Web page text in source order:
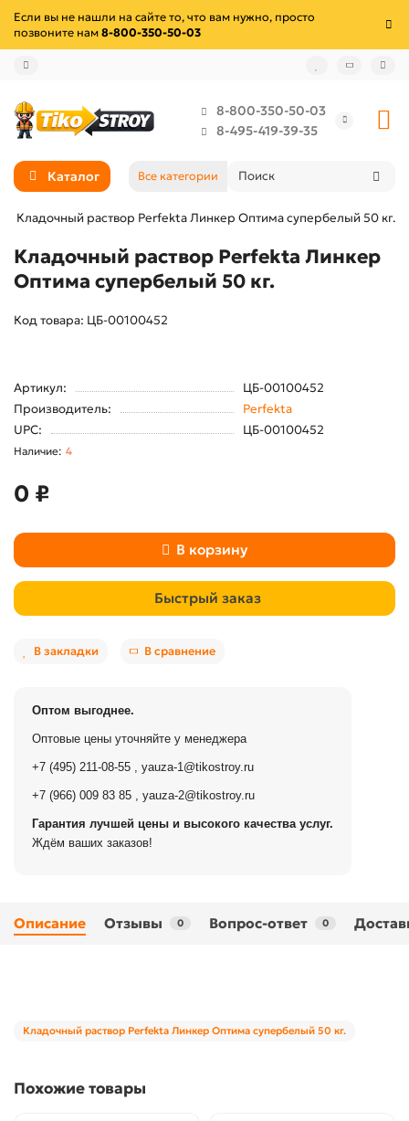
Если вы не нашли на сайте то, что вам нужно, просто
позвоните нам 8-800-350-50-03
8-800-350-50-03
8-495-419-39-35
Каталог Все категории
Кладочный раствор Perfekta Линкер Оптима супербелый 50 кг.
Кладочный раствор Perfekta Линкер
Оптима супербелый 50 кг.
Код товара: ЦБ-00100452
Артикул:
ЦБ-00100452
Производитель:
Perfekta
UPC:
ЦБ-00100452
4
0 ₽
В корзину
Быстрый заказ
В закладки В сравнение
Оптом выгоднее.
Оптовые цены уточняйте у менеджера
+7 (495) 211-08-55 yauza-1@tikostroy.ru
+7 (966) 009 83 85 yauza-2@tikostroy.ru
Гарантия лучшей цены и высокого качества услуг.
Ждём ваших заказов!
Описание Отзывы 0 Вопрос-ответ 0
Кладочный раствор Perfekta Линкер Оптима супербелый 50 кг.
Похожие товары